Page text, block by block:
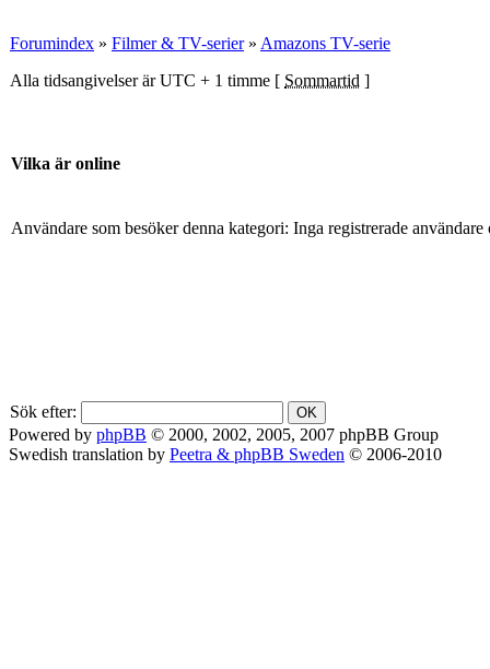
Forumindex » Filmer & TV-serier» Amazons TV-serie
Alla tidsangivelser är UTC + 1 timme [ Sommartid ]
Vilka är online
Användare som besöker denna kategori: Inga registrerade användare
Sök efter:
Powered by phpBB © 2000, 2002, 2005, 2007 phpBB Group
Swedish translation by Peetra & phpBB Sweden © 2006-2010